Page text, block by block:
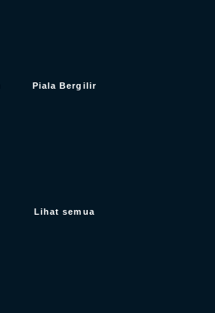
Piala Bergilir
Lihat semua